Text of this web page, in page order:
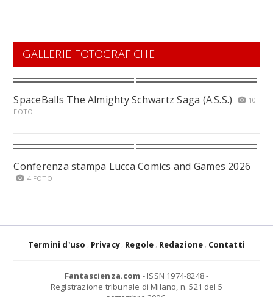
GALLERIE FOTOGRAFICHE
SpaceBalls The Almighty Schwartz Saga (A.S.S.)
10
FOTO
Conferenza stampa Lucca Comics and Games 2026
4 FOTO
Termini d'uso Privacy Regole Redazione Contatti
Fantascienza.com - ISSN 1974-8248 -
Registrazione tribunale di Milano, n. 521 del 5